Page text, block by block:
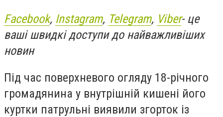
Facebook, Instagram, Telegram, Viber- це
ваші швидкі доступи до найважливіших
новин
Під час поверхневого огляду 18-річного
громадянина у внутрішній кишені його
куртки патрульні виявили згорток із